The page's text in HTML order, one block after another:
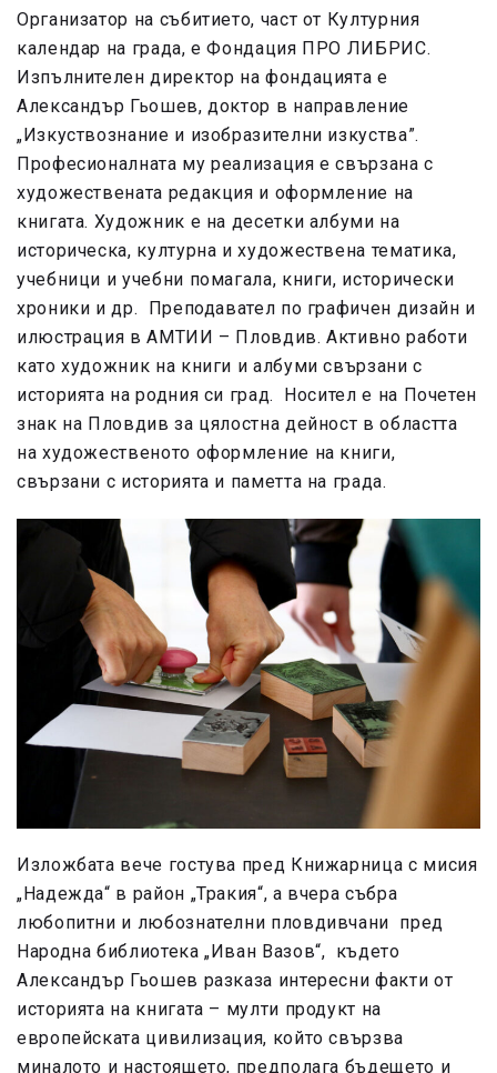
Организатор на събитието, част от Културния
календар на града, е Фондация ПРО ЛИБРИС.
Изпълнителен директор на фондацията е
Александър Гьошев, доктор в направление
„Изкуствознание и изобразителни изкуства”.
Професионалната му реализация е свързана с
художествената редакция и оформление на
книгата. Художник е на десетки албуми на
историческа, културна и художествена тематика,
учебници и учебни помагала, книги, исторически
хроники и др. Преподавател по графичен дизайн и
илюстрация в АМТИИ – Пловдив. Активно работи
като художник на книги и албуми свързани с
историята на родния си град. Носител е на Почетен
знак на Пловдив за цялостна дейност в областта
на художественото оформление на книги,
свързани с историята и паметта на града.
Изложбата вече гостува пред Книжарница с мисия
„Надежда“ в район „Тракия“, а вчера събра
любопитни и любознателни пловдивчани пред
Народна библиотека „Иван Вазов“, където
Александър Гьошев разказа интересни факти от
историята на книгата – мулти продукт на
европейската цивилизация, който свързва
миналото и настоящето, предполага бъдещето и